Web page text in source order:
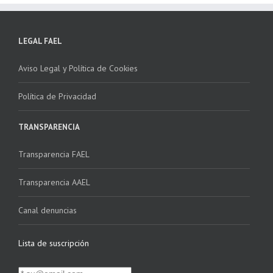
LEGAL FAEL
Aviso Legal y Política de Cookies
Política de Privacidad
TRANSPARENCIA
Transparencia FAEL
Transparencia AAEL
Canal denuncias
Lista de suscripción